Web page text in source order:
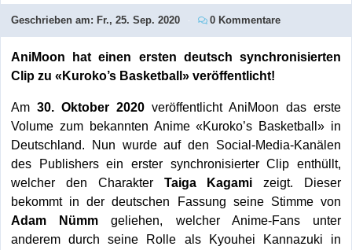
Geschrieben am: Fr., 25. Sep. 2020 0 Kommentare
AniMoon hat einen ersten deutsch synchronisierten
Clip zu «Kuroko’s Basketball» veröffentlicht!
Am 30. Oktober 2020veröffentlicht AniMoon das erste
Volume zum bekannten Anime «Kuroko’s Basketball» in
Deutschland. Nun wurde auf den Social-Media-Kanälen
des Publishers ein erster synchronisierter Clip enthüllt,
welcher den Charakter Taiga Kagami zeigt. Dieser
bekommt in der deutschen Fassung seine Stimme von
Adam Nümm geliehen, welcher Anime-Fans unter
anderem durch seine Rolle als Kyouhei Kannazuki in